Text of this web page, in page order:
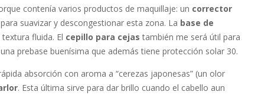
contenía varios productos de maquillaje: un corrector
suavizar y descongestionar esta zona. La base de
fluida. El cepillo para cejas también me será útil para
prebase buenísima que además tiene protección solar 30.
absorción con aroma a “cerezas japonesas” (un olor
. Esta última sirve para dar brillo cuando el cabello aun